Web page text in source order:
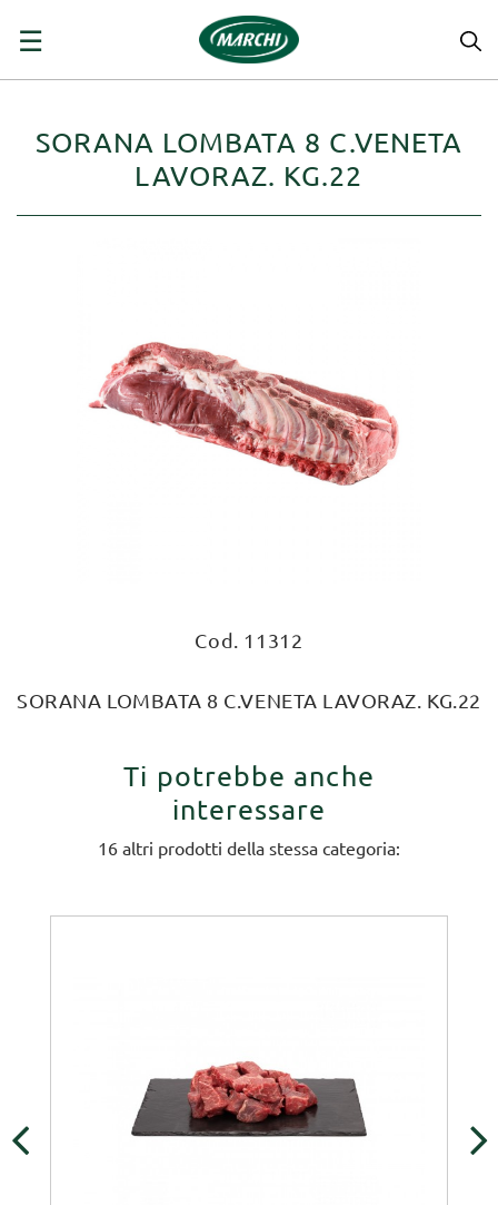
navigazione
☰
SORANA LOMBATA 8 C.VENETA
LAVORAZ. KG.22
Cod. 11312
SORANA LOMBATA 8 C.VENETA LAVORAZ. KG.22
Ti potrebbe anche
interessare
16 altri prodotti della stessa categoria: